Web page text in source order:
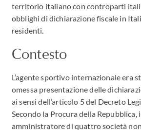
territorio italiano con controparti
obblighi di dichiarazione fiscale in
residenti.
Contesto
L’agente sportivo internazionale era
omessa presentazione delle
ai sensi dell’articolo 5 del Decreto
Secondo la Procura della Repubblica,
amministratore di quattro società